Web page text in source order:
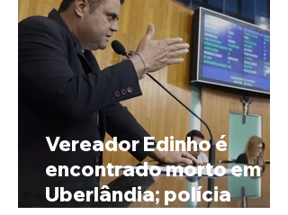
Vereador Edinho é
encontrado morto em
Uberlândia; polícia